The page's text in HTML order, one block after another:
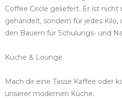
Coffee Circle geliefert. Er ist nicht
gehandelt, sondern für jedes Kilo,
den Bauern für Schulungs- und
Küche & Lounge
Mach dir eine Tasse Kaffee oder
unserer modernen Küche.